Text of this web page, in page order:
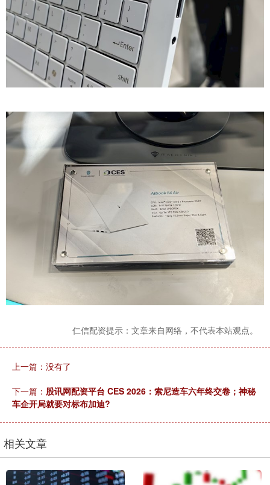
仁信配资提示：文章来自网络，不代表本站观点。
上一篇：没有了
下一篇： 股讯网配资平台 CES 2026：索尼造车六年终交卷；神秘
车企开局就要对标布加迪?
相关文章